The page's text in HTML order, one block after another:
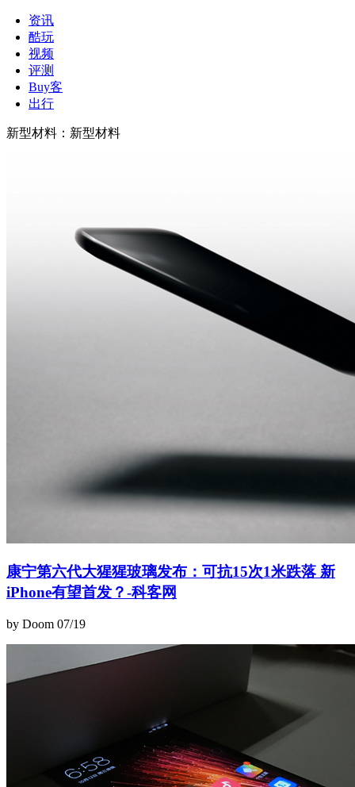
资讯
酷玩
视频
评测
Buy客
出行
新型材料 ： 新型材料
康宁第六代大猩猩玻璃发布：可抗15次1米跌落 新
iPhone有望首发？-科客网
by Doom 07/19